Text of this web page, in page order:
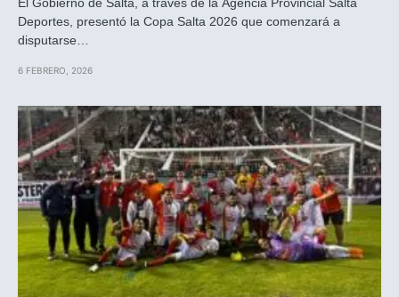
Deportes, presentó la Copa Salta 2026 que comenzará a
disputarse…
6 FEBRERO, 2026